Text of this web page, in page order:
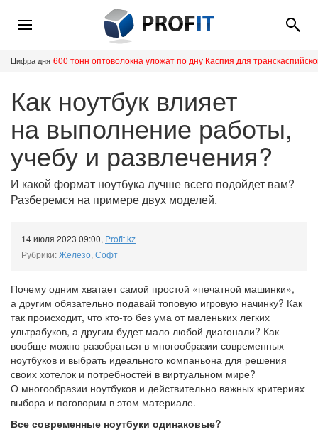
Цифра дня 600 тонн оптоволокна уложат по дну Каспия для
Как ноутбук влияет
на выполнение работы,
учебу и развлечения?
И какой формат ноутбука лучше всего подойдет вам?
Разберемся на примере двух моделей.
14 июля 2023 09:00, Profit.kz
Рубрики:Железо, Софт
Почему одним хватает самой простой «печатной машинки»,
а другим обязательно подавай топовую игровую начинку? Как
так происходит, что кто-то без ума от маленьких легких
ультрабуков, а другим будет мало любой диагонали? Как
вообще можно разобраться в многообразии современных
ноутбуков и выбрать идеального компаньона для решения
своих хотелок и потребностей в виртуальном мире?
О многообразии ноутбуков и действительно важных критериях
выбора и поговорим в этом материале.
Все современные ноутбуки одинаковые?